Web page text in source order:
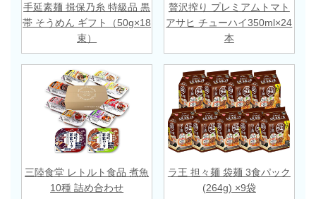
手延素麺 揖保乃糸 特級品 黒
帯 そうめん ギフト（50g×18
束）
贅沢搾り プレミアムトマト
アサヒ チューハイ350ml×24
本
三陸食堂 レトルト食品 煮魚
10種 詰め合わせ
ラ王 担々麺 袋麺 3食パック
(264g) ×9袋